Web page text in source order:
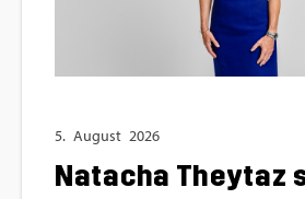
5. Au­gust 2026
Nat­acha The­y­taz